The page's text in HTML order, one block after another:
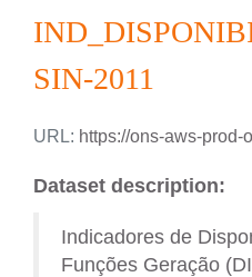
SIN-2011
URL: https://ons-aws-prod-opendata.s3.amazonaws.com/dataset/
Dataset description:
Indicadores de
Funções Geração